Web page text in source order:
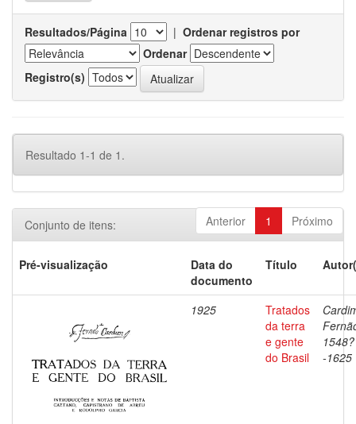
Resultados/Página | Ordenar registros por
Ordenar
Registro(s)
Resultado 1-1 de 1.
Anterior 1 Próximo
Conjunto de itens:
Pré-visualização
Data do
documento
Título
1925
Tratados
da terra
e gente
do Brasil
1548?
-1625